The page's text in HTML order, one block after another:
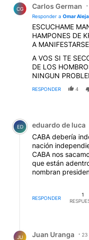
CG Carlos German
Responder a Omar
ESCUCHAME
HAMPONES DE
A
A VOS SI TE
DE LOS
NINGUN
RESPONDER 4
Comentario de
ED eduardo de luca
CABA debería
nación
CABA nos sacamos a este energúmeno fascista . Los
que están adentro se los queda para ellos solo y
nombran
porque
y como no tienen
una balanza de
dramáticamente y endeudarse en el exterior para
RESPONDER
1
JU Juan Uranga
23